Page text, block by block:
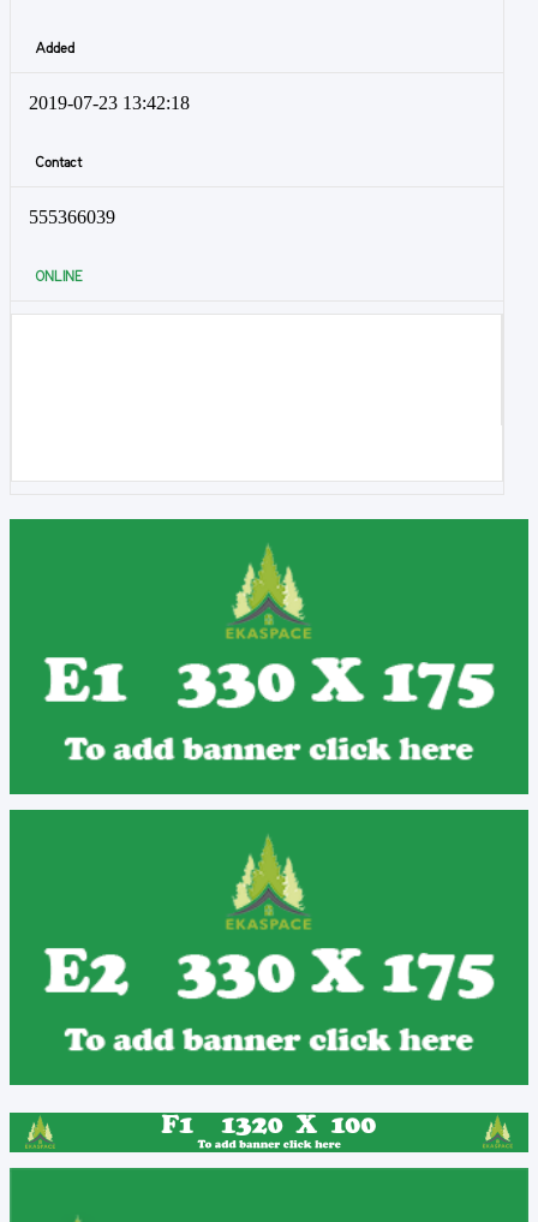
Added
2019-07-23 13:42:18
Contact
555366039
ONLINE